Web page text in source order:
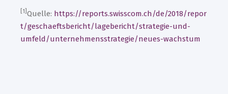
[1] Quelle: https://reports.swisscom.ch/de/2018/repor
t/geschaeftsbericht/lagebericht/strategie-und-
umfeld/unternehmensstrategie/neues-wachstum